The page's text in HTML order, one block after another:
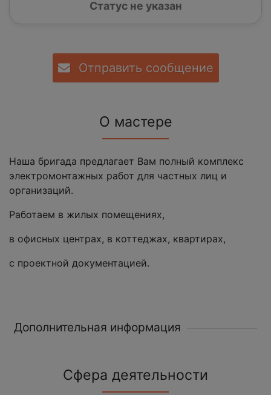
Статус не указан
Отправить сообщение
О мастере
Наша бригада предлагает Вам полный комплекс
электромонтажных работ для частных лиц и
организаций.
Работаем в жилых помещениях,
в офисных центрах, в коттеджах, квартирах,
с проектной документацией.
Дополнительная информация
Сфера деятельности